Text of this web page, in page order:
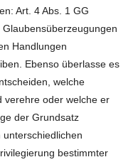
Art. 4 Abs. 1 GG
Handlungen
Ebenso überlasse es
welche
verehre oder welche er
der Grundsatz
bestimmter